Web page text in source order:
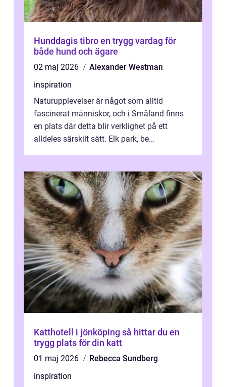
Hunddagis tibro en trygg vardag för
både hund och ägare
02 maj 2026
Alexander Westman
inspiration
Naturupplevelser är något som alltid
fascinerat människor, och i Småland finns
en plats där detta blir verklighet på ett
alldeles särskilt sätt. Elk park, be...
Katthotell i jönköping så hittar du en
trygg plats för din katt
01 maj 2026
Rebecca Sundberg
inspiration